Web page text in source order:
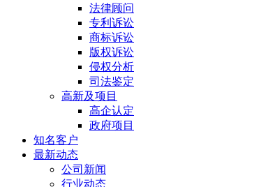
法律顾问
专利诉讼
商标诉讼
版权诉讼
侵权分析
司法鉴定
高新及项目
高企认定
政府项目
知名客户
最新动态
公司新闻
行业动态